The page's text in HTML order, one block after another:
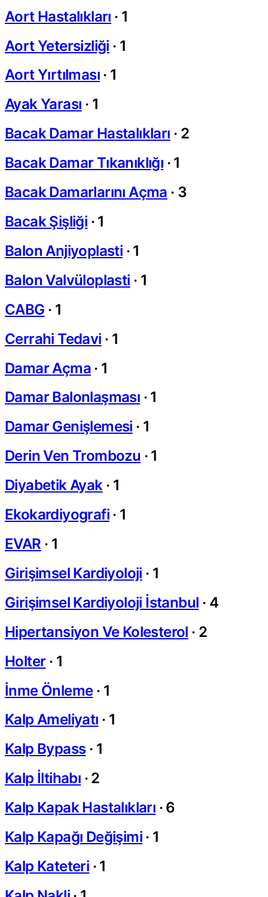
Aort Hastalıkları · 1
Aort Yetersizliği · 1
Aort Yırtılması · 1
Ayak Yarası · 1
Bacak Damar Hastalıkları · 2
Bacak Damar Tıkanıklığı · 1
Bacak Damarlarını Açma · 3
Bacak Şişliği · 1
Balon Anjiyoplasti · 1
Balon Valvüloplasti · 1
CABG · 1
Cerrahi Tedavi · 1
Damar Açma · 1
Damar Balonlaşması · 1
Damar Genişlemesi · 1
Derin Ven Trombozu · 1
Diyabetik Ayak · 1
Ekokardiyografi · 1
EVAR · 1
Girişimsel Kardiyoloji · 1
Girişimsel Kardiyoloji İstanbul · 4
Hipertansiyon Ve Kolesterol · 2
Holter · 1
İnme Önleme · 1
Kalp Ameliyatı · 1
Kalp Bypass · 1
Kalp İltihabı · 2
Kalp Kapak Hastalıkları · 6
Kalp Kapağı Değişimi · 1
Kalp Kateteri · 1